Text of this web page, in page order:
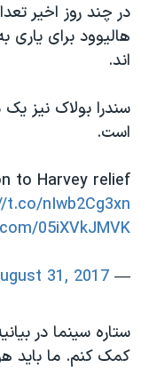
در چند روز اخیر
هالیوود برای یاری
اند.
سندرا بولاک نیز
است.
to Harvey relief
nIwb2Cg3xn
05iXVkJMVK
— Los Angeles Times (@latimes)
31, 2017
ستاره سینما در
کمک کنم. ما باید